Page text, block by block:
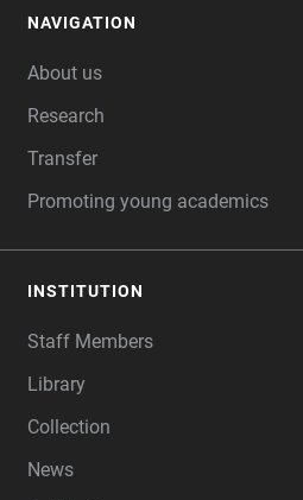
NAVIGATION
About us
Research
Transfer
Promoting young academics
INSTITUTION
Staff Members
Library
Collection
News